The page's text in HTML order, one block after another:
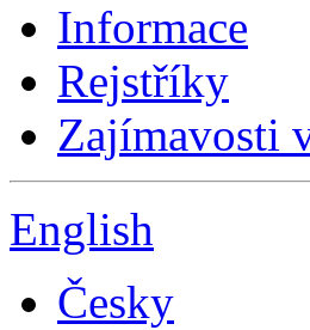
Informace
Rejstříky
Zajímavosti
English
Česky